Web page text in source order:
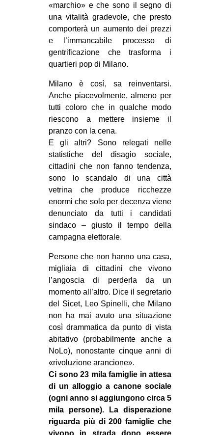
EVENTI
in
Fb
bsky
ms
SEARCH
«marchio» e che sono il segno di
una vitalità gradevole, che presto
comporterà un aumento dei prezzi
e l’immancabile processo di
gentrificazione che trasforma i
quartieri pop di Milano.
Milano è così, sa reinventarsi.
Anche piacevolmente, almeno per
tutti coloro che in qualche modo
riescono a mettere insieme il
pranzo con la cena.
E gli altri? Sono relegati nelle
statistiche del disagio sociale,
cittadini che non fanno tendenza,
sono lo scandalo di una città
vetrina che produce ricchezze
enormi che solo per decenza viene
denunciato da tutti i candidati
sindaco – giusto il tempo della
campagna elettorale.
Persone che non hanno una casa,
migliaia di cittadini che vivono
l’angoscia di perderla da un
momento all’altro. Dice il segretario
del Sicet, Leo Spinelli, che Milano
non ha mai avuto una situazione
così drammatica da punto di vista
abitativo (probabilmente anche a
NoLo), nonostante cinque anni di
«rivoluzione arancione».
Ci sono 23 mila famiglie in attesa
di un alloggio a canone sociale
(ogni anno si aggiungono circa 5
mila persone). La disperazione
riguarda più di 200 famiglie che
vivono in strada dopo essere